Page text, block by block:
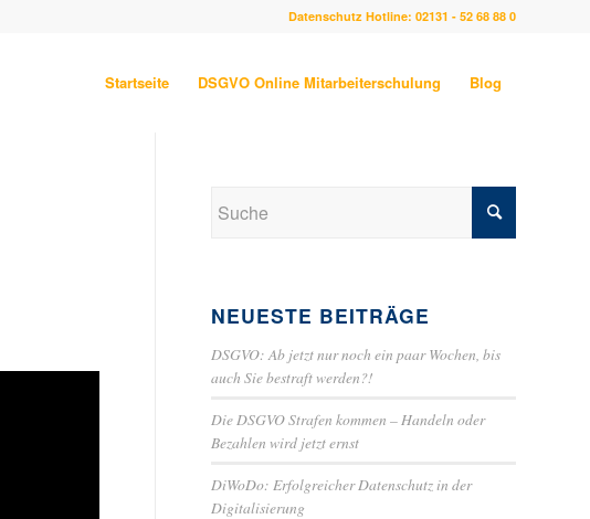
Datenschutz Hotline: 02131 - 52 68 88 0
Startseite DSGVO Online Mitarbeiterschulung Blog
NEUESTE BEITRÄGE
DSGVO: Ab jetzt nur noch ein paar Wochen, bis
auch Sie bestraft werden?!
Die DSGVO Strafen kommen – Handeln oder
Bezahlen wird jetzt ernst
DiWoDo: Erfolgreicher Datenschutz in der
Digitalisierung